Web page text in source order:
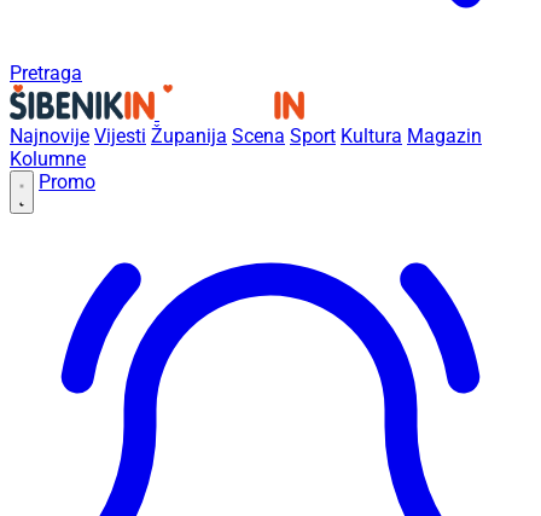
Pretraga
Najnovije Vijesti Županija Scena Sport Kultura Magazin
Kolumne
Promo